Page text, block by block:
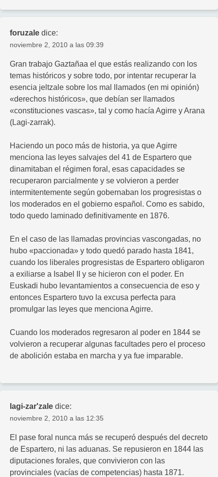
foruzale dice:
noviembre 2, 2010 a las 09:39
Gran trabajo Gaztañaa el que estás realizando con los
temas históricos y sobre todo, por intentar recuperar la
esencia jeltzale sobre los mal llamados (en mi opinión)
«derechos históricos», que debían ser llamados
«constituciones vascas», tal y como hacía Agirre y Arana
(Lagi-zarrak).
Haciendo un poco más de historia, ya que Agirre
menciona las leyes salvajes del 41 de Espartero que
dinamitaban el régimen foral, esas capacidades se
recuperaron parcialmente y se volvieron a perder
intermitentemente según gobernaban los progresistas o
los moderados en el gobierno español. Como es sabido,
todo quedo laminado definitivamente en 1876.
En el caso de las llamadas provincias vascongadas, no
hubo «paccionada» y todo quedó parado hasta 1841,
cuando los liberales progresistas de Espartero obligaron
a exiliarse a Isabel II y se hicieron con el poder. En
Euskadi hubo levantamientos a consecuencia de eso y
entonces Espartero tuvo la excusa perfecta para
promulgar las leyes que menciona Agirre.
Cuando los moderados regresaron al poder en 1844 se
volvieron a recuperar algunas facultades pero el proceso
de abolición estaba en marcha y ya fue imparable.
lagi-zar'zale dice:
noviembre 2, 2010 a las 12:35
El pase foral nunca más se recuperó después del decreto
de Espartero, ni las aduanas. Se repusieron en 1844 las
diputaciones forales, que convivieron con las
provinciales (vacías de competencias) hasta 1871.